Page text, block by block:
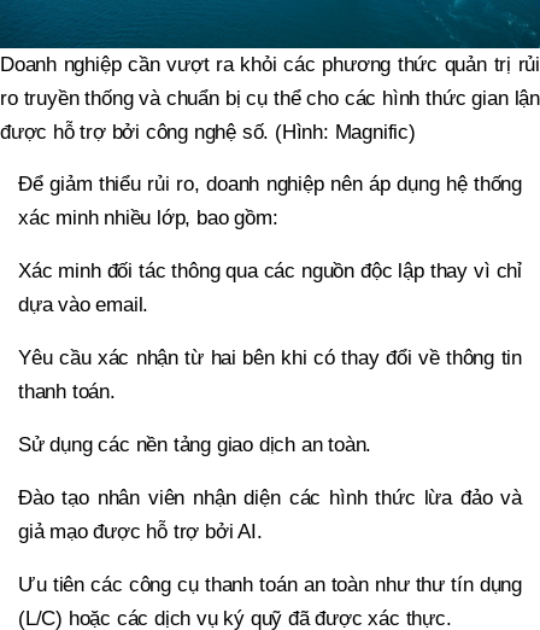
Doanh nghiệp cần vượt ra khỏi các phương thức quản trị rủi
ro truyền thống và chuẩn bị cụ thể cho các hình thức gian lận
được hỗ trợ bởi công nghệ số. (Hình: Magnific)
Để giảm thiểu rủi ro, doanh nghiệp nên áp dụng hệ thống
xác minh nhiều lớp, bao gồm:
Xác minh đối tác thông qua các nguồn độc lập thay vì chỉ
dựa vào email.
Yêu cầu xác nhận từ hai bên khi có thay đổi về thông tin
thanh toán.
Sử dụng các nền tảng giao dịch an toàn.
Đào tạo nhân viên nhận diện các hình thức lừa đảo và
giả mạo được hỗ trợ bởi AI.
Ưu tiên các công cụ thanh toán an toàn như thư tín dụng
(L/C) hoặc các dịch vụ ký quỹ đã được xác thực.